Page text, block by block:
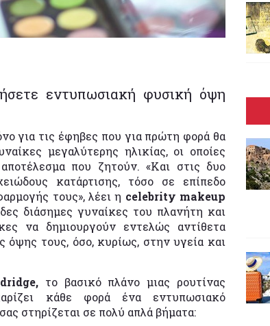
εντυπωσιακή φυσική όψη
για τις έφηβες που για πρώτη φορά θα
μεγαλύτερης ηλικίας, οι οποίες
που ζητούν. «Και στις δυο
κατάρτισης, τόσο σε επίπεδο
τους», λέει η celebrity makeup
διάσημες γυναίκες του πλανήτη και
να δημιουργούν εντελώς αντίθετα
όψης τους, όσο, κυρίως, στην υγεία και
το βασικό πλάνο μιας ρουτίνας
κάθε φορά ένα εντυπωσιακό
στηρίζεται σε πολύ απλά βήματα: